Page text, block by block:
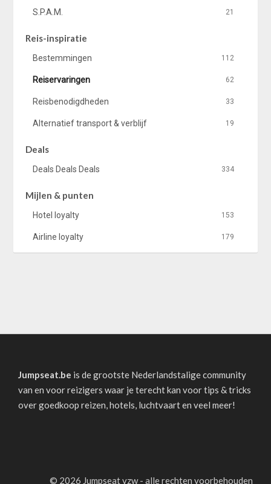
21
S.P.A.M.
Reis-inspiratie
112
Bestemmingen
62
Reiservaringen
33
Reisbenodigdheden
19
Alternatief transport & verblijf
Deals
334
Deals Deals Deals
Mijlen & punten
153
Hotel loyalty
179
Airline loyalty
Jumpseat.be is de grootste Nederlandstalige community
van en voor reizigers waar je terecht kan voor tips & tricks
over goedkoop reizen, hotels, luchtvaart en veel meer!
© 2026 Jumpseat vzw - alle rechten voorbehouden